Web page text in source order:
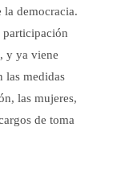
democracia.
participación
y ya viene
las medidas
las mujeres,
de toma